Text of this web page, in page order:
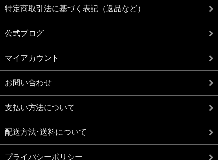
特定商取引法に基づく表記（返品など）
公式ブログ
マイアカウント
お問い合わせ
支払い方法について
配送方法･送料について
プライバシーポリシー